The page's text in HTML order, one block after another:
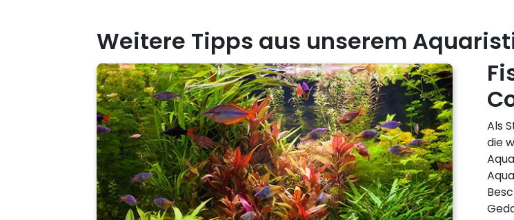
Weitere Tipps aus unserem
Als
die